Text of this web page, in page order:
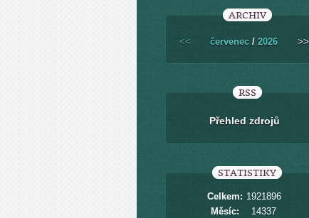
ARCHIV
<< červenec / 2026 >>
RSS
Přehled zdrojů
STATISTIKY
Celkem: 1921896
Měsíc:
14337